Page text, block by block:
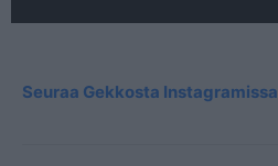
Seuraa Gekkosta Instagramissa